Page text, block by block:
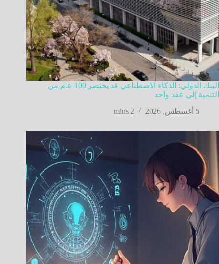
البنك الدولي: الذكاء الاصطناعي قد يختصر 100 عام من
التنمية إلى عقد واحد
5 أغسطس, 2026
2 mins